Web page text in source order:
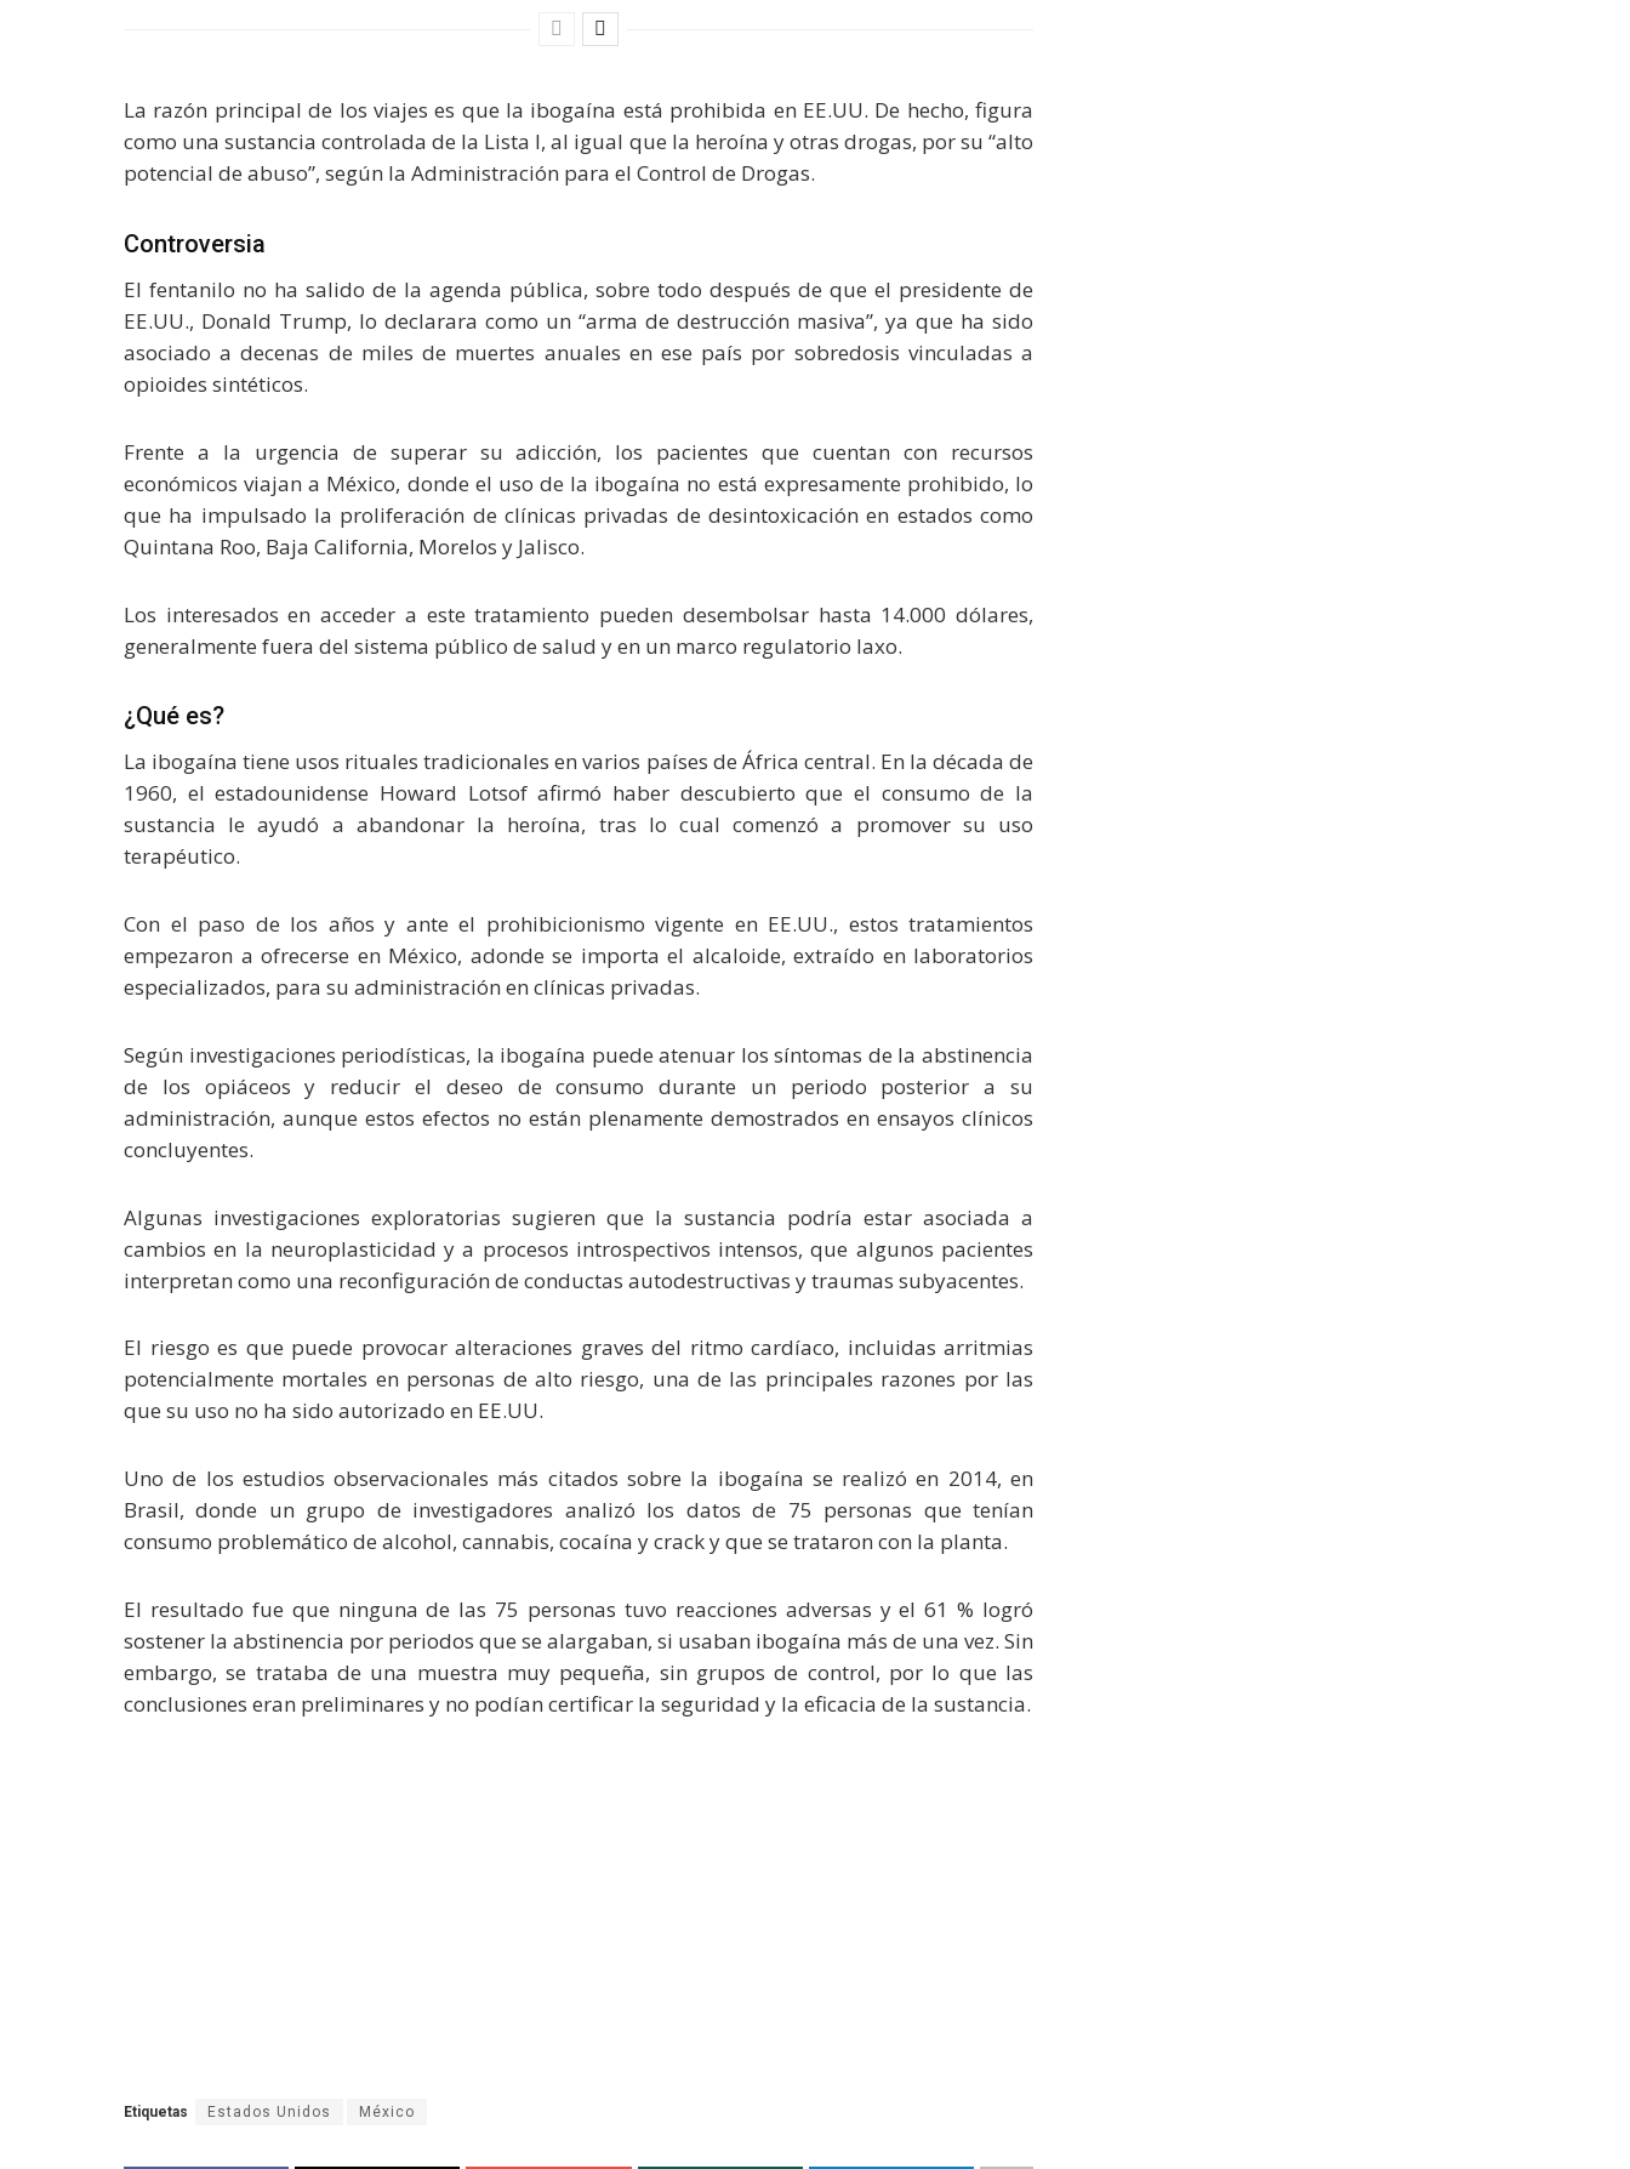
La razón principal de los viajes es que la ibogaína está prohibida en EE.UU. De hecho, figura
como una sustancia controlada de la Lista I, al igual que la heroína y otras drogas, por su “alto
potencial de abuso”, según la Administración para el Control de Drogas.
Controversia
El fentanilo no ha salido de la agenda pública, sobre todo después de que el presidente de
EE.UU., Donald Trump, lo declarara como un “arma de destrucción masiva”, ya que ha sido
asociado a decenas de miles de muertes anuales en ese país por sobredosis vinculadas a
opioides sintéticos.
Frente a la urgencia de superar su adicción, los pacientes que cuentan con recursos
económicos viajan a México, donde el uso de la ibogaína no está expresamente prohibido, lo
que ha impulsado la proliferación de clínicas privadas de desintoxicación en estados como
Quintana Roo, Baja California, Morelos y Jalisco.
Los interesados en acceder a este tratamiento pueden desembolsar hasta 14.000 dólares,
generalmente fuera del sistema público de salud y en un marco regulatorio laxo.
¿Qué es?
La ibogaína tiene usos rituales tradicionales en varios países de África central. En la década de
1960, el estadounidense Howard Lotsof afirmó haber descubierto que el consumo de la
sustancia le ayudó a abandonar la heroína, tras lo cual comenzó a promover su uso
terapéutico.
Con el paso de los años y ante el prohibicionismo vigente en EE.UU., estos tratamientos
empezaron a ofrecerse en México, adonde se importa el alcaloide, extraído en laboratorios
especializados, para su administración en clínicas privadas.
Según investigaciones periodísticas, la ibogaína puede atenuar los síntomas de la abstinencia
de los opiáceos y reducir el deseo de consumo durante un periodo posterior a su
administración, aunque estos efectos no están plenamente demostrados en ensayos clínicos
concluyentes.
Algunas investigaciones exploratorias sugieren que la sustancia podría estar asociada a
cambios en la neuroplasticidad y a procesos introspectivos intensos, que algunos pacientes
interpretan como una reconfiguración de conductas autodestructivas y traumas subyacentes.
El riesgo es que puede provocar alteraciones graves del ritmo cardíaco, incluidas arritmias
potencialmente mortales en personas de alto riesgo, una de las principales razones por las
que su uso no ha sido autorizado en EE.UU.
Uno de los estudios observacionales más citados sobre la ibogaína se realizó en 2014, en
Brasil, donde un grupo de investigadores analizó los datos de 75 personas que tenían
consumo problemático de alcohol, cannabis, cocaína y crack y que se trataron con la planta.
El resultado fue que ninguna de las 75 personas tuvo reacciones adversas y el 61 % logró
sostener la abstinencia por periodos que se alargaban, si usaban ibogaína más de una vez. Sin
embargo, se trataba de una muestra muy pequeña, sin grupos de control, por lo que las
conclusiones eran preliminares y no podían certificar la seguridad y la eficacia de la sustancia.
Etiquetas Estados Unidos México